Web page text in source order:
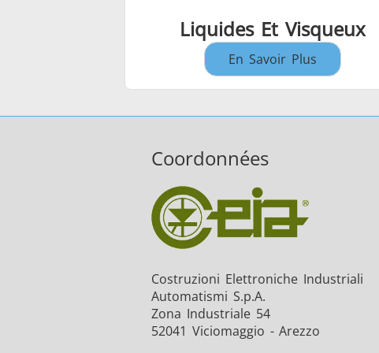
Liquides Et Visqueux
En Savoir Plus
Coordonnées
Costruzioni Elettroniche Industriali
Automatismi S.p.A.
Zona Industriale 54
52041 Viciomaggio - Arezzo